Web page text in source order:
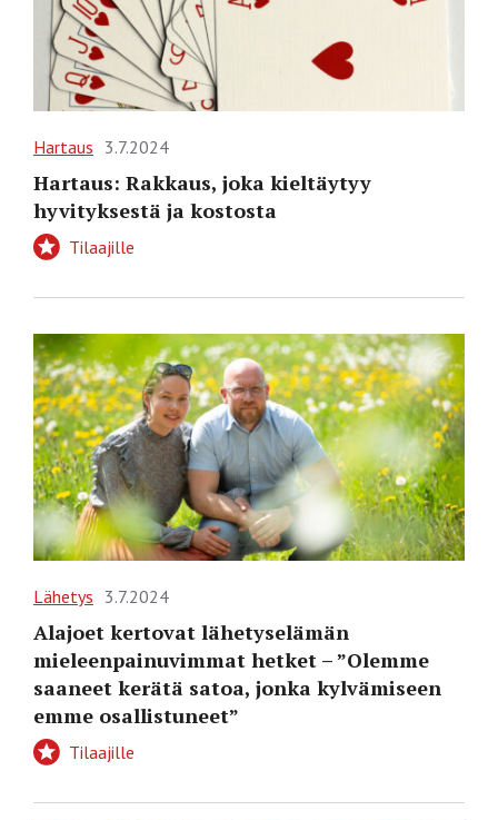
Hartaus 3.7.2024
Hartaus: Rakkaus, joka kieltäytyy
hyvityksestä ja kostosta
Tilaajille
Lähetys 3.7.2024
Alajoet kertovat lähetyselämän
mieleenpainuvimmat hetket – ”Olemme
saaneet kerätä satoa, jonka kylvämiseen
emme osallistuneet”
Tilaajille